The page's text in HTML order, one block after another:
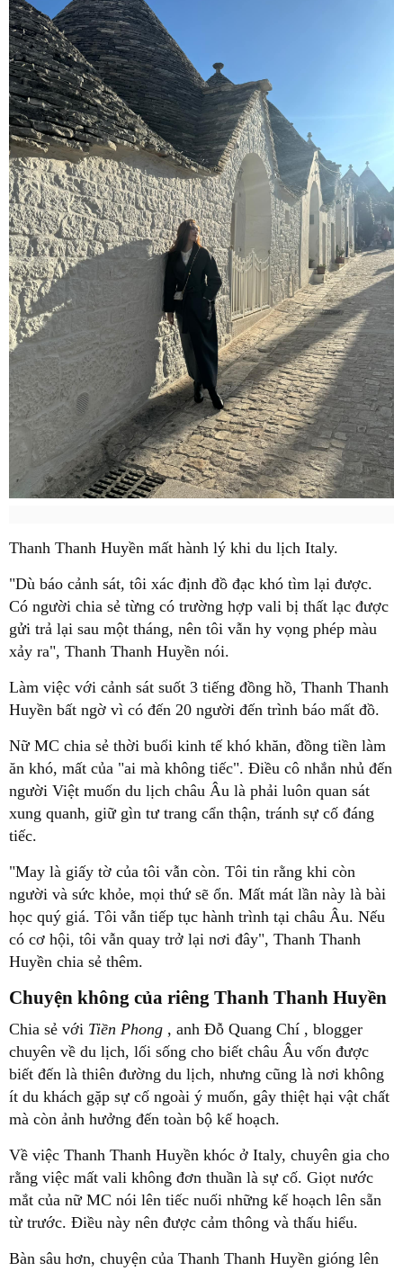
Thanh Thanh Huyền mất hành lý khi du lịch Italy.
"Dù báo cảnh sát, tôi xác định đồ đạc khó tìm lại được.
Có người chia sẻ từng có trường hợp vali bị thất lạc được
gửi trả lại sau một tháng, nên tôi vẫn hy vọng phép màu
xảy ra", Thanh Thanh Huyền nói.
Làm việc với cảnh sát suốt 3 tiếng đồng hồ, Thanh Thanh
Huyền bất ngờ vì có đến 20 người đến trình báo mất đồ.
Nữ MC chia sẻ thời buổi kinh tế khó khăn, đồng tiền làm
ăn khó, mất của "ai mà không tiếc". Điều cô nhắn nhủ đến
người Việt muốn du lịch châu Âu là phải luôn quan sát
xung quanh, giữ gìn tư trang cẩn thận, tránh sự cố đáng
tiếc.
"May là giấy tờ của tôi vẫn còn. Tôi tin rằng khi còn
người và sức khỏe, mọi thứ sẽ ổn. Mất mát lần này là bài
học quý giá. Tôi vẫn tiếp tục hành trình tại châu Âu. Nếu
có cơ hội, tôi vẫn quay trở lại nơi đây", Thanh Thanh
Huyền chia sẻ thêm.
Chuyện không của riêng Thanh Thanh Huyền
Chia sẻ với Tiền Phong , anh Đỗ Quang Chí , blogger
chuyên về du lịch, lối sống cho biết châu Âu vốn được
biết đến là thiên đường du lịch, nhưng cũng là nơi không
ít du khách gặp sự cố ngoài ý muốn, gây thiệt hại vật chất
mà còn ảnh hưởng đến toàn bộ kế hoạch.
Về việc Thanh Thanh Huyền khóc ở Italy, chuyên gia cho
rằng việc mất vali không đơn thuần là sự cố. Giọt nước
mắt của nữ MC nói lên tiếc nuối những kế hoạch lên sẵn
từ trước. Điều này nên được cảm thông và thấu hiểu.
Bàn sâu hơn, chuyện của Thanh Thanh Huyền gióng lên